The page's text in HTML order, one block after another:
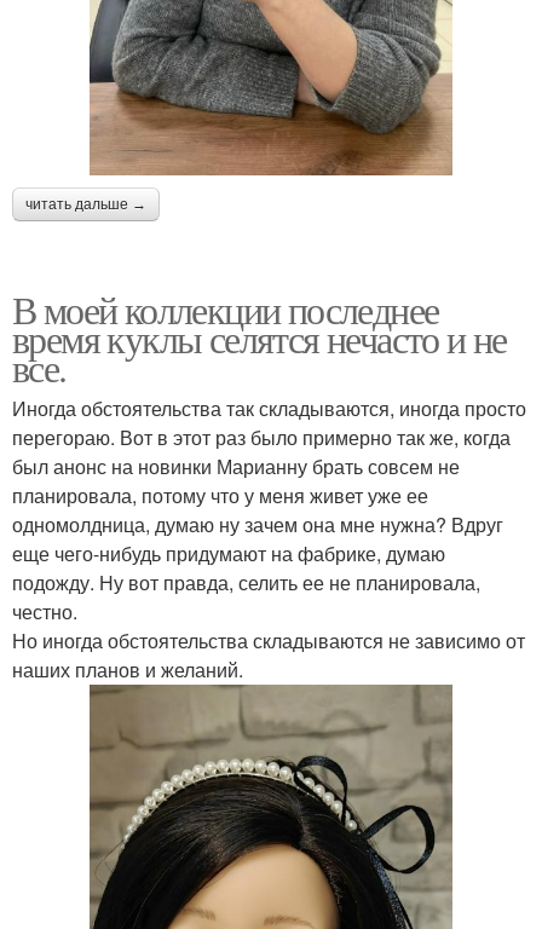
читать дальше →
В моей коллекции последнее
время куклы селятся нечасто и не
все.
Иногда обстоятельства так складываются, иногда просто
перегораю. Вот в этот раз было примерно так же, когда
был анонс на новинки Марианну брать совсем не
планировала, потому что у меня живет уже ее
одномолдница, думаю ну зачем она мне нужна? Вдруг
еще чего-нибудь придумают на фабрике, думаю
подожду. Ну вот правда, селить ее не планировала,
честно.
Но иногда обстоятельства складываются не зависимо от
наших планов и желаний.